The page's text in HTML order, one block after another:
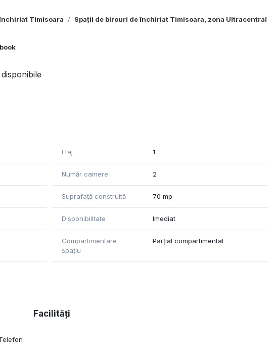
Timisoara Spații de birouri de închiriat Timisoara, zona Ultracentral
Etaj 1
Număr camere 2
Suprafață construită 70 mp
Disponibilitate Imediat
Compartimentare
spațiu
Parțial compartimentat
Facilități